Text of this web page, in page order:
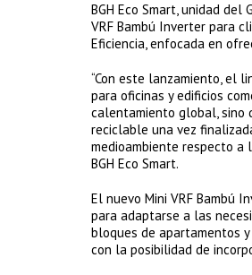
BGH Eco Smart, unidad
VRF Bambú Inverter para
Eficiencia, enfocada en
“Con este lanzamiento, el
para oficinas y edificios
calentamiento global, sino
reciclable una vez
medioambiente respecto a
BGH Eco Smart.
El nuevo Mini VRF Bambú
para adaptarse a las
bloques de apartamentos y
con la posibilidad de